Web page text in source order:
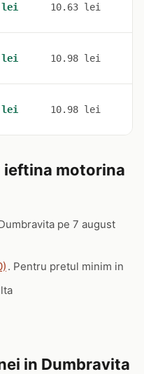
lei 10.63 lei
lei 10.98 lei
lei 10.98 lei
ieftina motorina
pe 7 august
. Pentru pretul minim in
in Dumbravita